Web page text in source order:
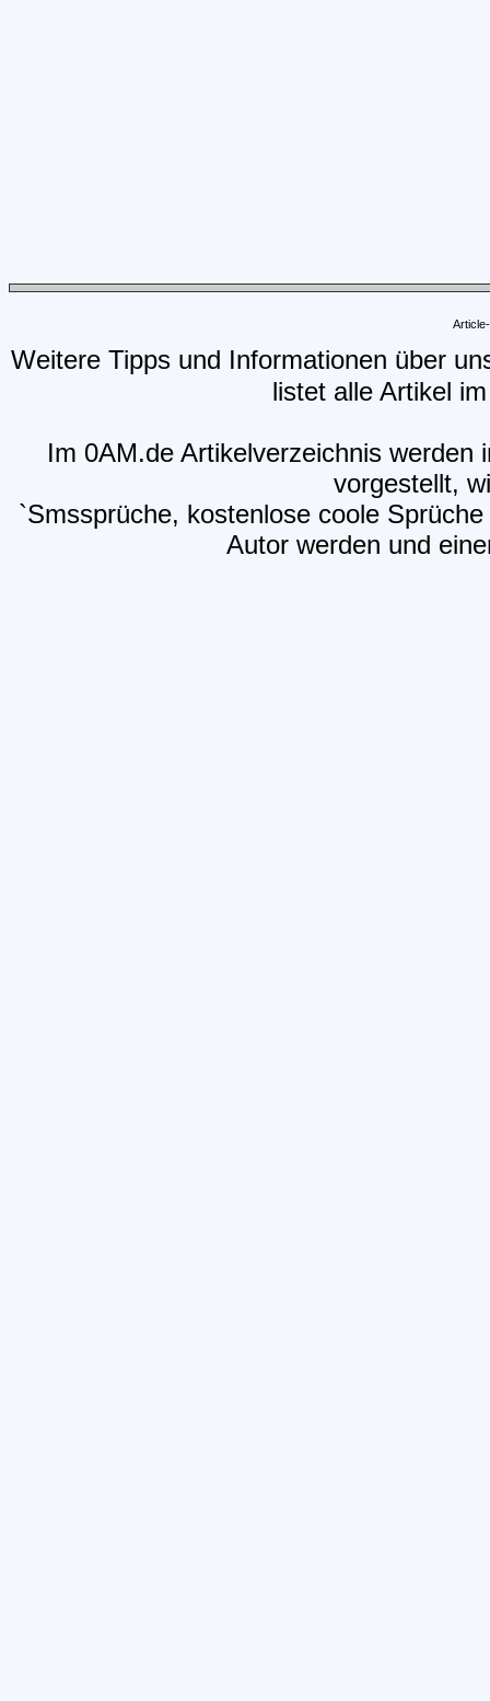
Weitere Tipps und Informationen über
listet alle Artikel
Im 0AM.de Artikelverzeichnis
vorgestellt,
`Smssprüche, kostenlose coole
Autor werden und